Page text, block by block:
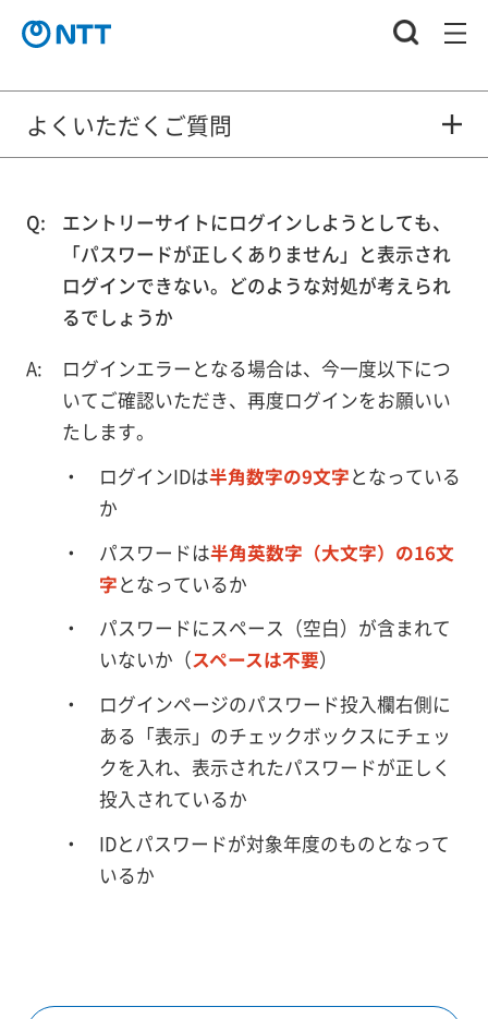
よくいただくご質問
エントリーサイトにログインしようとしても、
「パスワードが正しくありません」と表示され
ログインできない。どのような対処が考えられ
るでしょうか
ログインエラーとなる場合は、今一度以下につ
いてご確認いただき、再度ログインをお願いい
たします。
ログインIDは半角数字の9文字となっている
か
パスワードは半角英数字（大文字）の16文
字となっているか
パスワードにスペース（空白）が含まれて
いないか（スペースは不要）
ログインページのパスワード投入欄右側に
ある「表示」のチェックボックスにチェッ
クを入れ、表示されたパスワードが正しく
投入されているか
IDとパスワードが対象年度のものとなって
いるか